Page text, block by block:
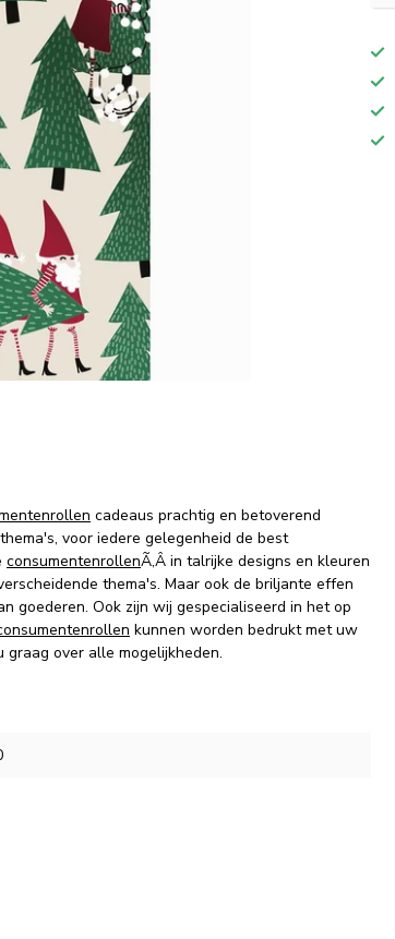
cadeaus prachtig en betoverend
voor iedere gelegenheid de best
consumentenrollenÃ‚Â in talrijke designs en kleuren
thema's. Maar ook de briljante effen
goederen. Ook zijn wij gespecialiseerd in het op
kunnen worden bedrukt met uw
over alle mogelijkheden.